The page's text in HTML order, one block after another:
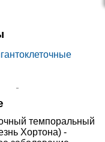
Запись
темпоральный
Хортона) -